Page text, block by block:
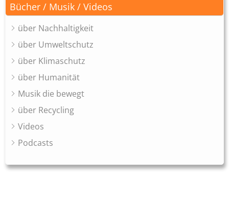
Bücher / Musik / Videos
über Nachhaltigkeit
über Umweltschutz
über Klimaschutz
über Humanität
Musik die bewegt
über Recycling
Videos
Podcasts